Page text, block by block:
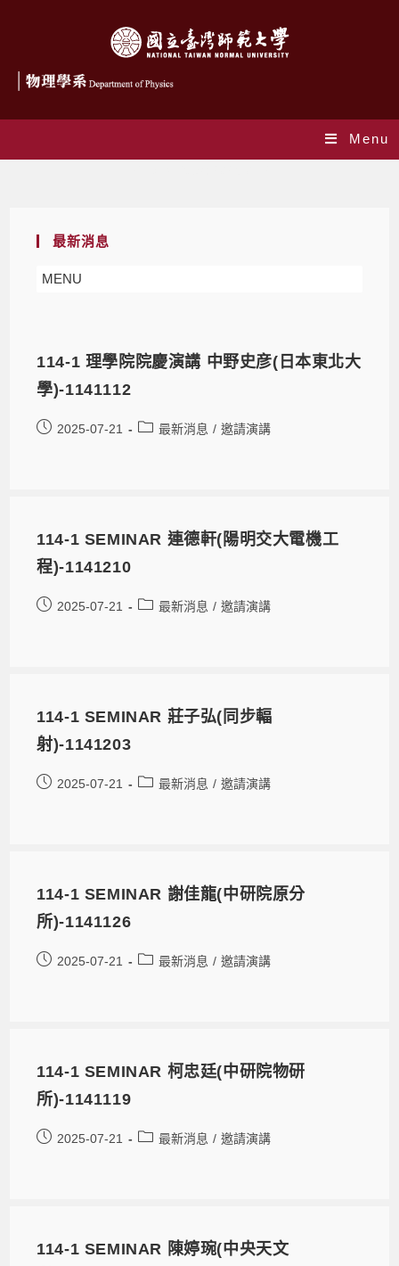
Menu
最新消息
MENU
114-1 理學院院慶演講 中野史彦(日本東北大
學)-1141112
2025-07-21 最新消息 / 邀請演講
114-1 SEMINAR 連德軒(陽明交大電機工
程)-1141210
2025-07-21 最新消息 / 邀請演講
114-1 SEMINAR 莊子弘(同步輻
射)-1141203
2025-07-21 最新消息 / 邀請演講
114-1 SEMINAR 謝佳龍(中研院原分
所)-1141126
2025-07-21 最新消息 / 邀請演講
114-1 SEMINAR 柯忠廷(中研院物研
所)-1141119
2025-07-21 最新消息 / 邀請演講
114-1 SEMINAR 陳婷琬(中央天文